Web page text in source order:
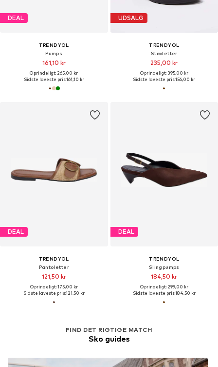
DEAL
TRENDYOL
Pumps
161,10 kr
Oprindeligt: 265,00 kr
Sidste laveste pris:161,10 kr
UDSALG
TRENDYOL
Støvletter
235,00 kr
Oprindeligt: 395,00 kr
Sidste laveste pris:156,00 kr
DEAL
TRENDYOL
Pantoletter
121,50 kr
Oprindeligt: 175,00 kr
Sidste laveste pris:121,50 kr
DEAL
TRENDYOL
Slingpumps
184,50 kr
Oprindeligt: 299,00 kr
Sidste laveste pris:184,50 kr
FIND DET RIGTIGE MATCH
Sko guides